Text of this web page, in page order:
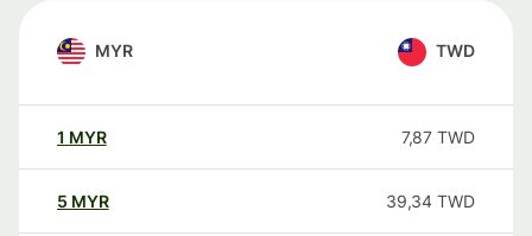
MYR TWD
1 MYR 7,87 TWD
5 MYR 39,34 TWD